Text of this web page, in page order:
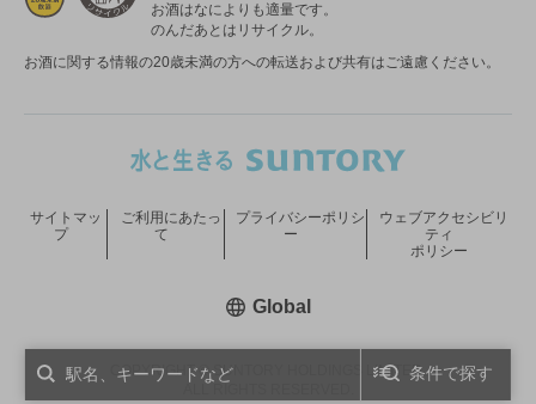
条件で探す
お酒はなによりも適量です。
のんだあとはリサイクル。
お酒に関する情報の20歳未満の方への転送および共有はご遠慮ください。
COPYRIGHT © SUNTORY HOLDINGS LIMITED.
サイトマッ
プ
ご利用にあたっ
て
プライバシーポリシ
ー
ウェブアクセシビリ
ティ
ポリシー
Global新しいウィンドウで開く